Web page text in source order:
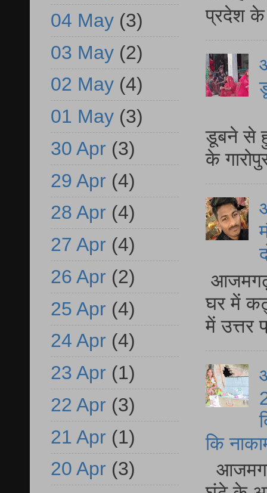
प्रदेश
डूबने से
के
घर में
में
कि
04 May (3)
03 May (2)
02 May (4)
01 May (3)
30 Apr (3)
29 Apr (4)
28 Apr (4)
27 Apr (4)
26 Apr (2)
25 Apr (4)
24 Apr (4)
23 Apr (1)
22 Apr (3)
21 Apr (1)
20 Apr (3)